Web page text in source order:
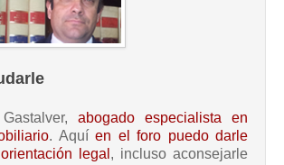
abogado especialista en
. Aquíen el foro puedo darle
legal , incluso aconsejarle